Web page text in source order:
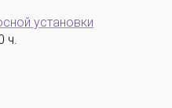
установки
ч.